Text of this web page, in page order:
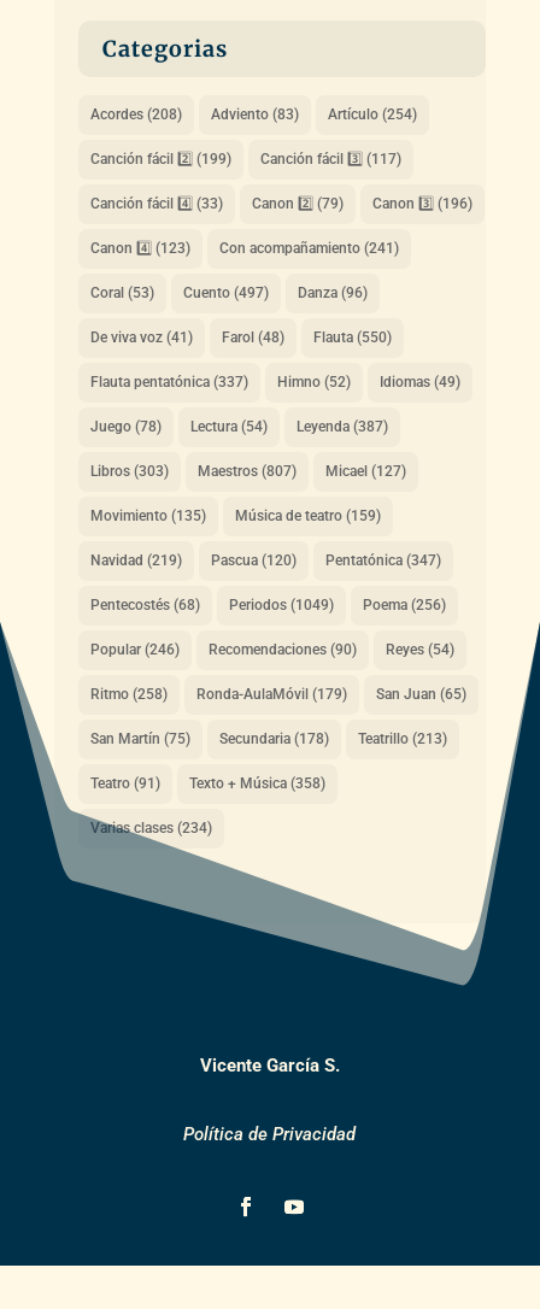
Categorias
Acordes(208) Adviento(83) Artículo(254)
Canción fácil 2️⃣ (199) Canción fácil 3️⃣ (117)
Canción fácil 4️⃣ (33) Canon 2️⃣ (79) Canon 3️⃣ (196)
Canon 4️⃣ (123) Con acompañamiento(241)
Coral (53) Cuento(497) Danza(96)
De viva voz(41) Farol (48) Flauta(550)
Flauta pentatónica(337) Himno(52) Idiomas(49)
Juego(78) Lectura(54) Leyenda(387)
Libros(303) Maestros(807) Micael (127)
Movimiento(135) Música de teatro(159)
Navidad (219) Pascua(120) Pentatónica(347)
Pentecostés(68) Periodos(1049) Poema(256)
Popular(246) Recomendaciones(90) Reyes(54)
Ritmo(258) Ronda-AulaMóvil (179) San Juan (65)
San Martín (75) Secundaria(178) Teatrillo(213)
Teatro(91) Texto + Música(358)
Varias clases(234)
Vicente García S.
Política de Privacidad